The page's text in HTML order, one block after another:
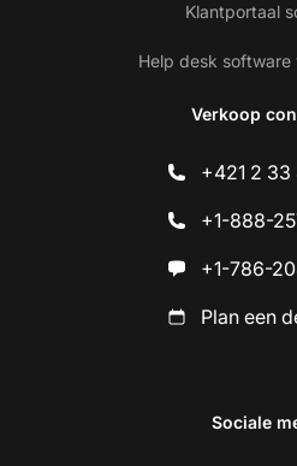
Klantportaal
Help desk
Verkoop
+421 2
+1-888-
+1-786-
Plan een
Sociale